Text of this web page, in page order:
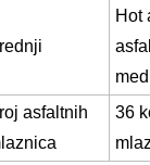
Hot
asfaltnih
36